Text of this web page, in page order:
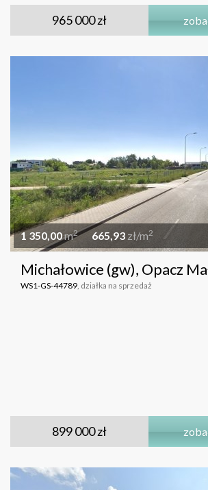
965 000 zł
1 350,00m2 665,93 zł/m2
Michałowice (gw), Opacz
WS1-GS-44789, działka na sprzedaż
899 000 zł